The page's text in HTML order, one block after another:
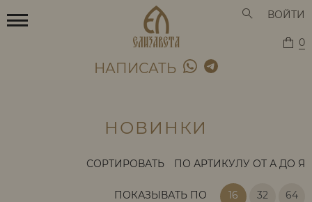
ВОЙТИ
0
НАПИСАТЬ
НОВИНКИ
СОРТИРОВАТЬ ПО АРТИКУЛУ ОТ А ДО Я
ПОКАЗЫВАТЬ ПО 16 32 64